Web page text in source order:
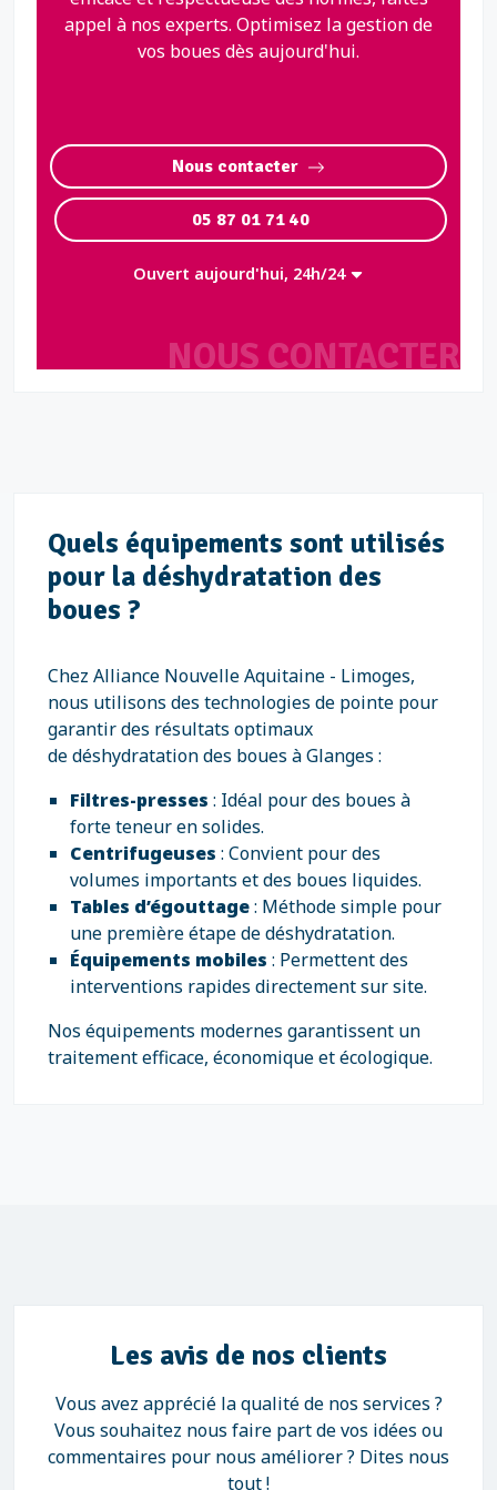
NOUS CONTACTER
appel à nos experts. Optimisez la gestion de
vos boues dès aujourd'hui.
Nous contacter
05 87 01 71 40
Ouvert aujourd'hui, 24h/24
Quels équipements sont utilisés
pour la déshydratation des
boues ?
Chez Alliance Nouvelle Aquitaine - Limoges,
nous utilisons des technologies de pointe pour
garantir des résultats optimaux
de déshydratation des boues à Glanges :
Filtres-presses : Idéal pour des boues à
forte teneur en solides.
Centrifugeuses : Convient pour des
volumes importants et des boues liquides.
Tables d’égouttage: Méthode simple pour
une première étape de déshydratation.
Équipements mobiles : Permettent des
interventions rapides directement sur site.
Nos équipements modernes garantissent un
traitement efficace, économique et écologique.
Les avis de nos clients
Vous avez apprécié la qualité de nos services ?
Vous souhaitez nous faire part de vos idées ou
commentaires pour nous améliorer ? Dites nous
tout !